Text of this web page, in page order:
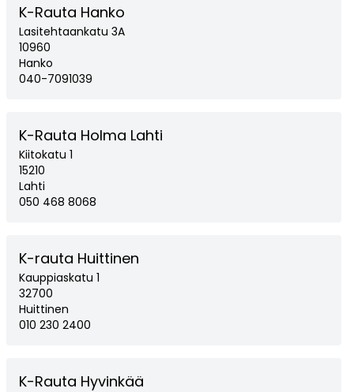
K-Rauta Hanko
Lasitehtaankatu 3A
10960
Hanko
040-7091039
K-Rauta Holma Lahti
Kiitokatu 1
15210
Lahti
050 468 8068
K-rauta Huittinen
Kauppiaskatu 1
32700
Huittinen
010 230 2400
K-Rauta Hyvinkää